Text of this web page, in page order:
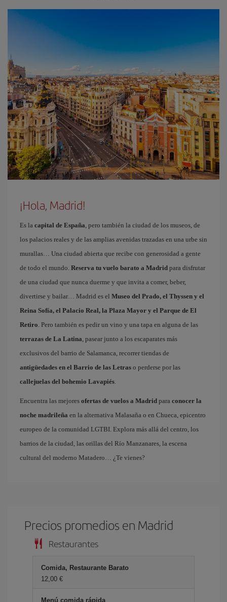
¡Hola, Madrid!
Es la capital de España, pero también la ciudad de los museos, de
los palacios reales y de las amplias avenidas trazadas en una urbe sin
murallas… Una ciudad abierta que recibe con generosidad a gente
de todo el mundo. Reserva tu vuelo barato a Madrid para disfrutar
de una ciudad que nunca duerme y que invita a comer, beber,
divertirse y bailar… Madrid es el Museo del Prado, el Thyssen y el
Reina Sofía, el Palacio Real, la Plaza Mayor y el Parque de El
Retiro. Pero también es pedir un vino y una tapa en alguna de las
terrazas de La Latina, pasear junto a los escaparates más
exclusivos del barrio de Salamanca, recorrer tiendas de
antigüedades en el Barrio de las Letras o perderse por las
callejuelas del bohemio Lavapiés.
Encuentra las mejores ofertas de vuelos a Madrid para conocer la
noche madrileña en la alternativa Malasaña o en Chueca, epicentro
europeo de la comunidad LGTBI. Explora más allá del centro, los
barrios de la ciudad, las orillas del Río Manzanares, la escena
cultural del moderno Matadero… ¿Te vienes?
Precios promedios en Madrid
Restaurantes
Comida, Restaurante Barato
12,00 €
Menú comida rápida